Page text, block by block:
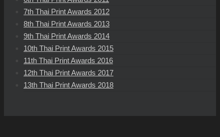
7th Thai Print Awards 2012
8th Thai Print Awards 2013
9th Thai Print Awards 2014
10th Thai Print Awards 2015
11th Thai Print Awards 2016
12th Thai Print Awards 2017
13th Thai Print Awards 2018